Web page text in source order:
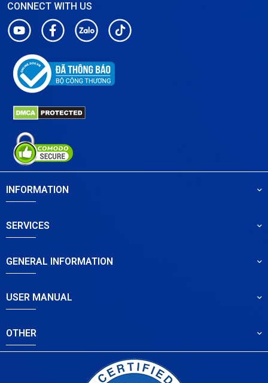
CONNECT WITH US
INFORMATION
SERVICES
GENERAL INFORMATION
USER MANUAL
OTHER